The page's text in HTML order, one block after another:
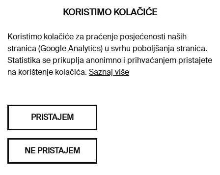
KORISTIMO KOLAČIĆE
Koristimo kolačiće za praćenje posjećenosti naših
stranica (Google Analytics) u svrhu poboljšanja stranica.
Statistika se prikuplja anonimno i prihvaćanjem pristajete
na korištenje kolačića. Saznaj više
PRISTAJEM
NE PRISTAJEM